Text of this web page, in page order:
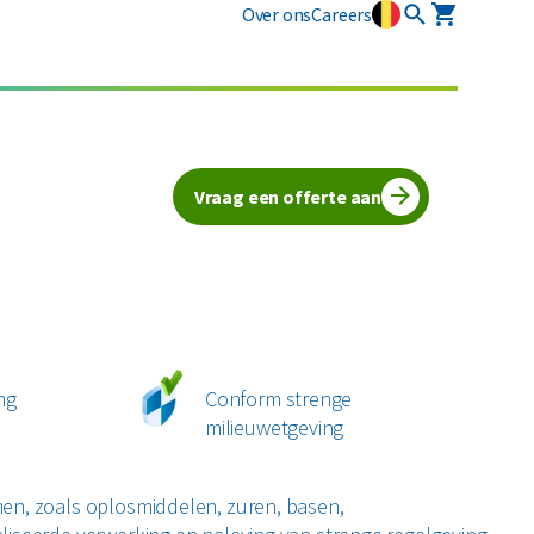
Over onsCareers
Textiel
Alle circulaire materialen
Vraag een offerte aan
Conform strenge
milieuwetgeving
zoals oplosmiddelen, zuren, basen,